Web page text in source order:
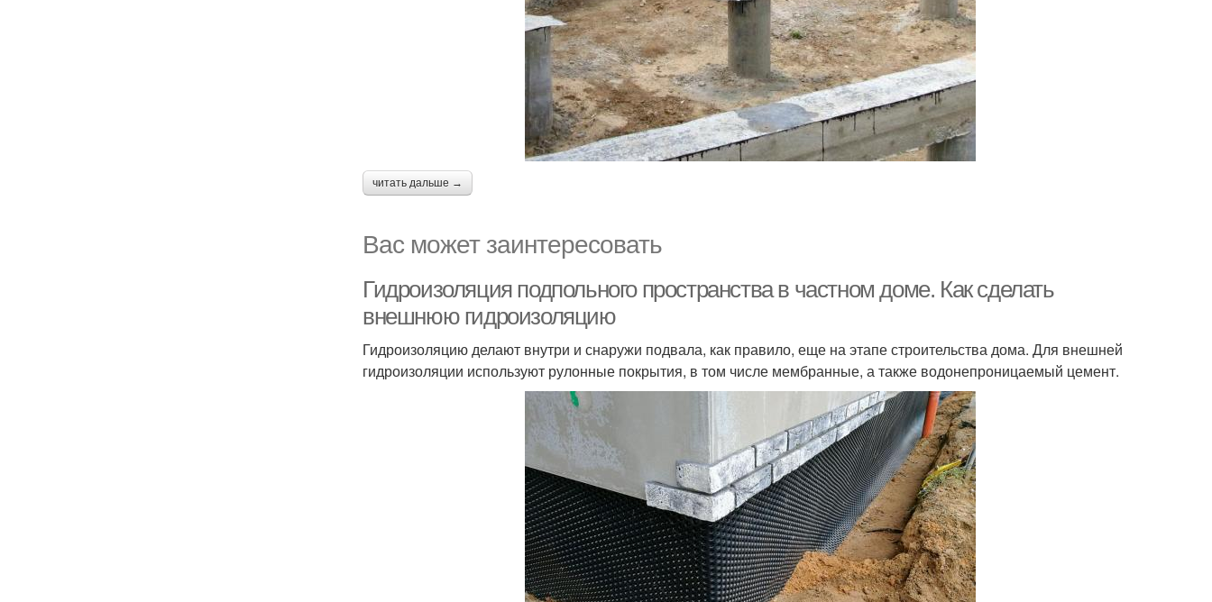
читать дальше →
Вас может заинтересовать
Гидроизоляция подпольного пространства в частном доме. Как сделать
внешнюю гидроизоляцию
Гидроизоляцию делают внутри и снаружи подвала, как правило, еще на этапе строительства дома. Для внешней
гидроизоляции используют рулонные покрытия, в том числе мембранные, а также водонепроницаемый цемент.